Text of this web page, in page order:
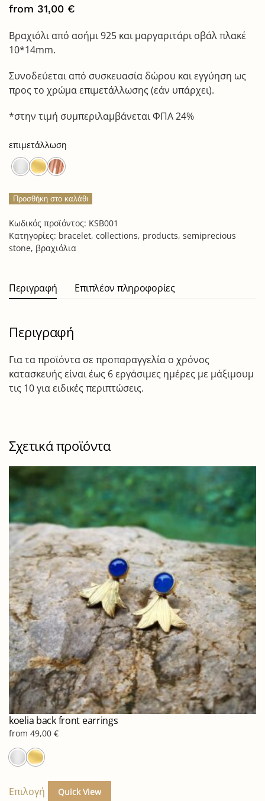
from 31,00 €
Βραχιόλι από ασήμι 925 και μαργαριτάρι οβάλ πλακέ
10*14mm.
Συνοδεύεται από συσκευασία δώρου και εγγύηση ως
προς το χρώμα επιμετάλλωσης (εάν υπάρχει).
*στην τιμή συμπεριλαμβάνεται ΦΠΑ 24%
επιμετάλλωση
pearl
bracelet
ποσότητα
Προσθήκη στο καλάθι
Κωδικός προϊόντος: KSB001
Κατηγορίες: bracelet, collections, products, semiprecious
stone, βραχιόλια
Περιγραφή Επιπλέον πληροφορίες
Περιγραφή
Για τα προϊόντα σε προπαραγγελία ο χρόνος
κατασκευής είναι έως 6 εργάσιμες ημέρες με μάξιμουμ
τις 10 για ειδικές περιπτώσεις.
Σχετικά προϊόντα
koelia back front earrings
from 49,00 €
Επιλογή Quick View